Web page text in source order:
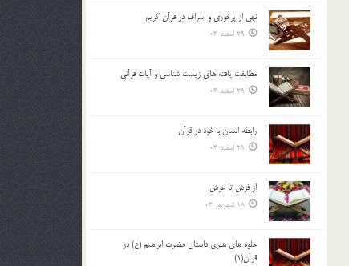
نهي از پرخوري و اسراف در قرآن کريم
29 اسفند 03
مطابقت یافته های زیست شناسی و آیات قرآنی
29 اسفند 03
رابطه انسان با خود در قرآن
29 اسفند 03
از فرش تا عرش
18 شهریور 03
جلوه هاي هنري داستان حضرت ابراهيم (ع) در
قرآن(1)